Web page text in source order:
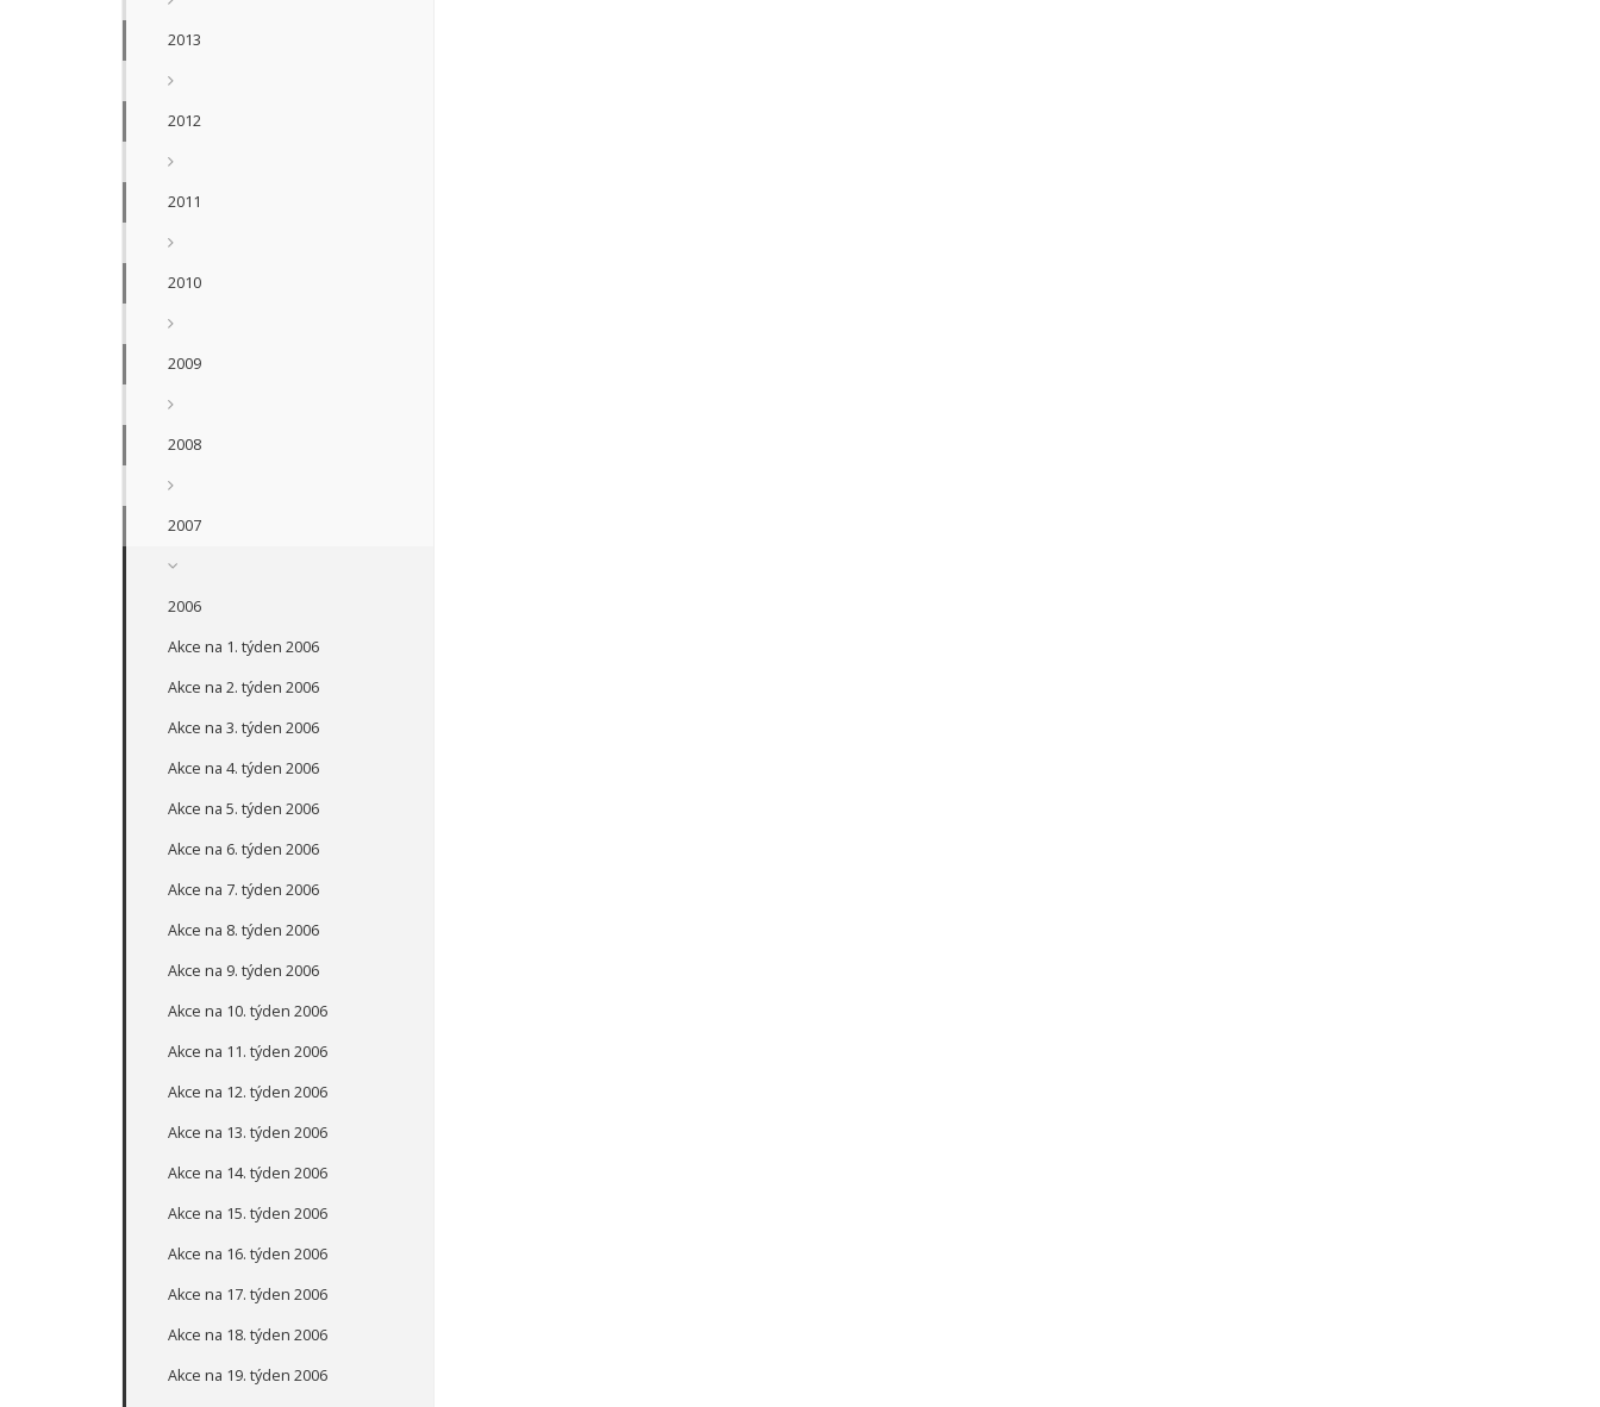
2013
2012
2011
2010
2009
2008
2007
2006
Akce na 1. týden 2006
Akce na 2. týden 2006
Akce na 3. týden 2006
Akce na 4. týden 2006
Akce na 5. týden 2006
Akce na 6. týden 2006
Akce na 7. týden 2006
Akce na 8. týden 2006
Akce na 9. týden 2006
Akce na 10. týden 2006
Akce na 11. týden 2006
Akce na 12. týden 2006
Akce na 13. týden 2006
Akce na 14. týden 2006
Akce na 15. týden 2006
Akce na 16. týden 2006
Akce na 17. týden 2006
Akce na 18. týden 2006
Akce na 19. týden 2006